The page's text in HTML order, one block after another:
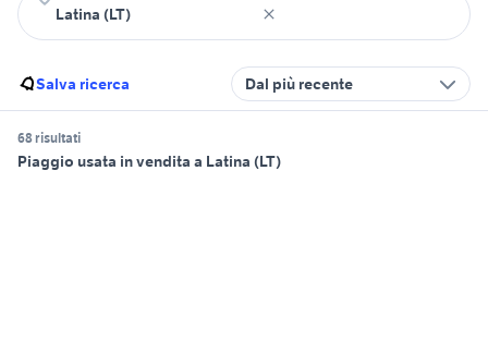
Salva ricerca Dal più recente
68 risultati
Piaggio usata in vendita a Latina (LT)